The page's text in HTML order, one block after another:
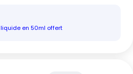
liquide en 50ml offert